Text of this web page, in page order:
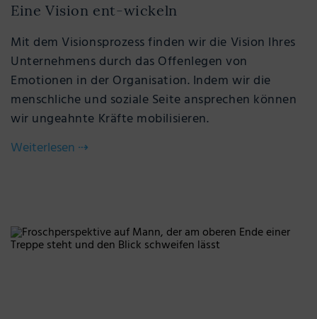
Eine Vision ent-wickeln
Mit dem Visionsprozess finden wir die Vision Ihres
Unternehmens durch das Offenlegen von
Emotionen in der Organisation. Indem wir die
menschliche und soziale Seite ansprechen können
wir ungeahnte Kräfte mobilisieren.
Weiterlesen ⇢